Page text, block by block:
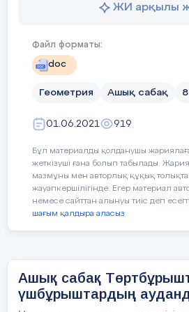
7 Үшбұрыштың
9.Үшбұрыштың
10 Үшбұрыштың
байланысты
Жаңа
сабаққа
кріспе
5-мин
Жаңа сабақ
Бүгінгі сабақта
- үшбұрыштың
шығару және
критерийлері
Тілдік
мақсаттар
Пәнге
ЖИ арқылы
Файл форматы:
doc
Геометрия Ашық сабақ
01.06.2021 919
Бұл материалды қолданушы
жеткізуші ғана болып табылады.
мазмұны мен авторлық құқық
жауапкершілігінде. Егер материал
немесе сайттан алынуы тиіс деп
шағым қалдыра аласыз
Ашық сабақ
үшбұрыштардың